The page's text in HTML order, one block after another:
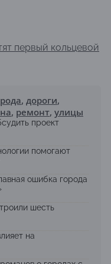
первый кольцевой
, дороги,
, ремонт, улицы
проект
помогают
ошибка города
шесть
на